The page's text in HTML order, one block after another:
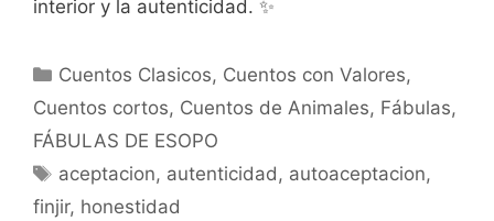
interior y la autenticidad. ✨
Categorías
Cuentos Clasicos, Cuentos con Valores,
Cuentos cortos, Cuentos de Animales, Fábulas,
FÁBULAS DE ESOPO
Etiquetas
aceptacion, autenticidad , autoaceptacion,
finjir, honestidad